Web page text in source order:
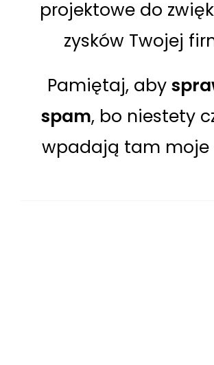
projektowe do
zysków Twojej
Pamiętaj, aby
spam, bo niestety
wpadają tam moje